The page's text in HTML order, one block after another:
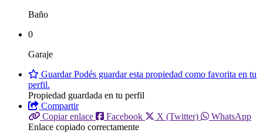
Baño
0
Garaje
GuardarPodés guardar esta propiedad como favorita en tu
perfil.
Propiedad guardada en tu perfil
Compartir
Copiar enlace
Facebook X (Twitter)
WhatsApp
Enlace copiado correctamente